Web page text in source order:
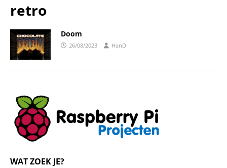
retro
Doom
26/08/2023 HanD
WAT ZOEK JE?